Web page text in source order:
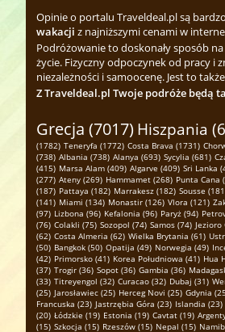
Opinie o portalu Traveldeal.pl są
wakacji z najniższymi cenami w
Podróżowanie to doskonały sposób
życie. Fizyczny odpoczynek od pracy i
niezależności i samoocenę. Jest to
Z Traveldeal.pl Twoje podróże będą
Grecja (7017) Hiszpania
(1782) Teneryfa (1772) Costa Brava (1731)
(738) Albania (738) Alanya (693) Sycylia (681)
(415) Marsa Alam (409) Algarve (409) Sri Lanka
(277) Ateny (269) Hammamet (268) Punta Cana
(187) Pattaya (182) Marrakesz (182) Sousse
(141) Miami (134) Monastir (126) Vlora (121)
(97) Lizbona (96) Kefalonia (96) Paryż (94)
(76) Colakli (75) Sozopol (74) Samos (74) Jezioro
(62) Costa Almeria (62) Wielka Brytania (61)
(50) Bangkok (50) Opatija (49) Norwegia (49)
(42) Primorsko (41) Korea Południowa (41) Hua
(37) Trogir (36) Sopot (36) Gambia (36)
(33) Titreyengol (32) Curacao (32) Dubaj (31)
(25) Jarosławiec (25) Herceg Novi (25) Gdynia
Francuska (23) Jastrzębia Góra (23) Islandia (23)
(20) Łódzkie (19) Estonia (19) Cavtat (19)
(15) Szkocja (15) Rzeszów (15) Nepal (15)